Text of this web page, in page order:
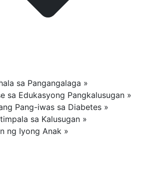
sa Pangangalaga »
sa Edukasyong Pangkalusugan »
Pang-iwas sa Diabetes »
sa Kalusugan »
ng Iyong Anak »